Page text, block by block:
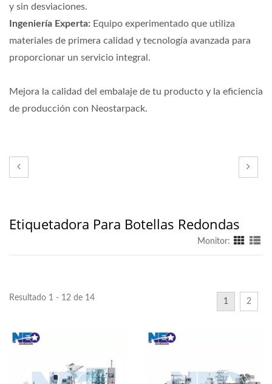
y sin desviaciones.
Ingeniería Experta: Equipo experimentado que utiliza
materiales de primera calidad y tecnología avanzada para
proporcionar un servicio integral.
Mejora la calidad del embalaje de tu producto y la eficiencia
de producción con Neostarpack.
Etiquetadora Para Botellas Redondas
Monitor:
Resultado 1 - 12 de 14 1 2